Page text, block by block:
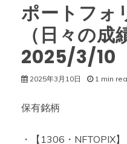
ポートフォ
（日々の成
2025/3/10
2025年3月10日 1 min
保有銘柄
・【1306・